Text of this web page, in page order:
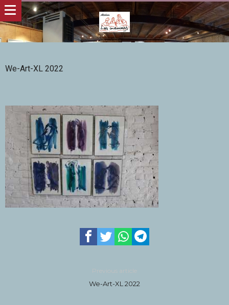
We-Art-XL 2022
Previous article
We-Art-XL 2022